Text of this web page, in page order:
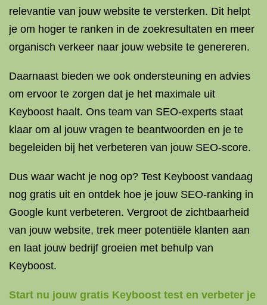
relevantie van jouw website te versterken. Dit helpt
je om hoger te ranken in de zoekresultaten en meer
organisch verkeer naar jouw website te genereren.
Daarnaast bieden we ook ondersteuning en advies
om ervoor te zorgen dat je het maximale uit
Keyboost haalt. Ons team van SEO-experts staat
klaar om al jouw vragen te beantwoorden en je te
begeleiden bij het verbeteren van jouw SEO-score.
Dus waar wacht je nog op? Test Keyboost vandaag
nog gratis uit en ontdek hoe je jouw SEO-ranking in
Google kunt verbeteren. Vergroot de zichtbaarheid
van jouw website, trek meer potentiële klanten aan
en laat jouw bedrijf groeien met behulp van
Keyboost.
Start nu jouw gratis Keyboost test en verbeter je